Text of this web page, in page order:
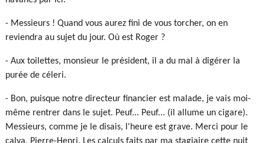
- Messieurs ! Quand vous aurez fini de vous torcher, on en
reviendra au sujet du jour. Où est Roger ?
- Aux toilettes, monsieur le président, il a du mal à digérer la
purée de céleri.
- Bon, puisque notre directeur financier est malade, je vais moi-
même rentrer dans le sujet. Peuf... Peuf... (il allume un cigare).
Messieurs, comme je le disais, l'heure est grave. Merci pour le